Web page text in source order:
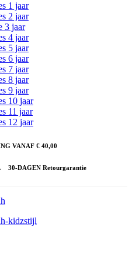
1 jaar
2 jaar
3 jaar
4 jaar
5 jaar
6 jaar
7 jaar
8 jaar
9 jaar
10 jaar
11 jaar
12 jaar
VANAF € 40,00
30-DAGEN Retourgarantie